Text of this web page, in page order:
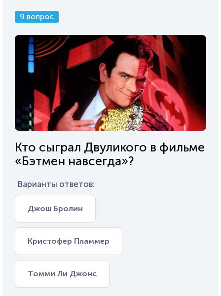
9 вопрос
Кто сыграл Двуликого в фильме
«Бэтмен навсегда»?
Варианты ответов:
Джош Бролин
Кристофер Пламмер
Томми Ли Джонс